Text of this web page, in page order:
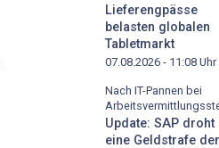
Lieferengpässe
belasten globalen
Tabletmarkt
07.08.2026 - 11:08 Uhr
Nach IT-Pannen bei
Update: SAP droht
eine Geldstrafe der